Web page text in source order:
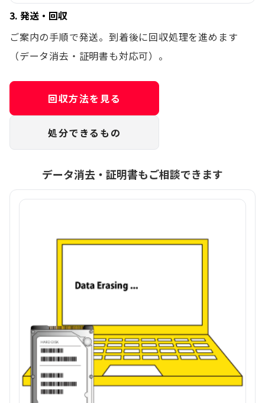
3. 発送・回収
ご案内の手順で発送。到着後に回収処理を進めます
（データ消去・証明書も対応可）。
回収方法を見る
処分できるもの
データ消去・証明書もご相談できます